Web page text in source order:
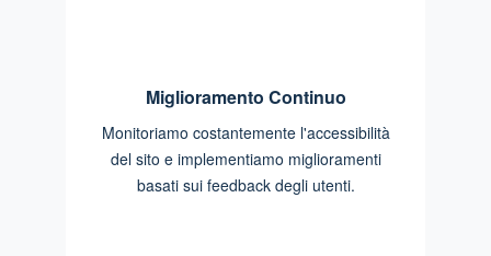
Miglioramento Continuo
Monitoriamo costantemente l'accessibilità
del sito e implementiamo miglioramenti
basati sui feedback degli utenti.